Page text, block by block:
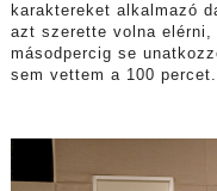
karaktereket alkalmazó
azt szerette volna
másodpercig se
sem vettem a 100 percet.